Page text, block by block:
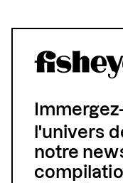
l'univers
notre